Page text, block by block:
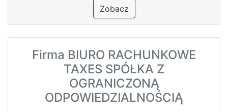
Zobacz
Firma BIURO RACHUNKOWE
TAXES SPÓŁKA Z
OGRANICZONĄ
ODPOWIEDZIALNOŚCIĄ